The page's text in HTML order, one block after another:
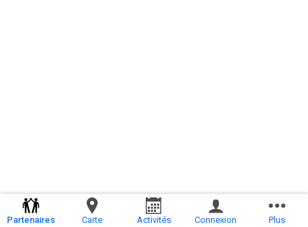
Partenaires Carte Activités Connexion Plus